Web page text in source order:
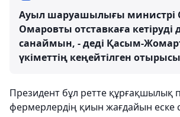
Ауыл шаруашылығы министрі
Омаровты отставкаға кетіруді
санаймын, - деді Қасым-
үкіметтің кеңейтілген
Президент бұл ретте құрғақшылық
фермерлердің қиын жағдайын еске